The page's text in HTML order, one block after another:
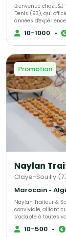
Bienvenue chez
Denis (93), qui officie
années
voyages, son chef
mais aussi créole
réception. Afin
solutions “clés en
Création sur
artisanale, sont
10-1000 •
Promotion
Naylan
Claye-Souilly
Marocain •
Naylan Traiteur &
conviviale, alliant
s’adapte à toutes
cocktail dînatoire
modulable et notre
10-500 •